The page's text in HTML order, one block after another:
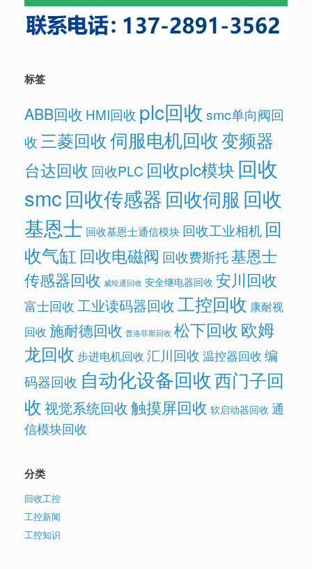
标签
ABB回收 HMI回收 plc回收 smc单向阀回
收 三菱回收伺服电机回收变频器
台达回收 回收PLC 回收plc模块 回收
smc回收传感器回收伺服 回收
基恩士 回收基恩士通信模块 回收工业相机 回
收气缸 回收电磁阀 回收费斯托基恩士
传感器回收 威纶通回收 安全继电器回收 安川回收
富士回收 工业读码器回收工控回收 康耐视
回收 施耐德回收 普洛菲斯回收 松下回收欧姆
龙回收 步进电机回收 汇川回收 温控器回收 编
码器回收 自动化设备回收西门子回
收视觉系统回收触摸屏回收 软启动器回收 通
信模块回收
分类
回收工控
工控新闻
工控知识